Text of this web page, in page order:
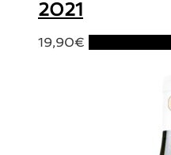
2021
19,90€